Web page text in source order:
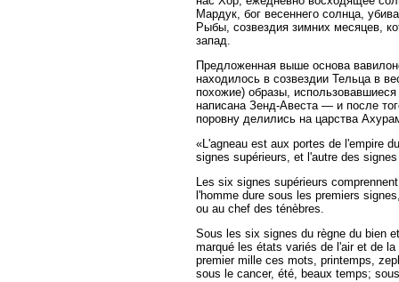
Мардук, бог весеннего солнца,
Рыбы, созвездия зимних месяцев,
запад.
Предложенная выше основа
находилось в созвездии Тельца в
похожие) образы,
написана Зенд-Авеста — и после
поровну делились на царства
«L'agneau est aux portes de l'empire
signes supérieurs, et l'autre des
Les six signes supérieurs
l'homme dure sous les premiers
ou au chef des ténèbres.
Sous les six signes du règne du bien
marqué les états variés de l'air et de
premier mille ces mots, printemps,
sous le cancer, été, beaux temps;